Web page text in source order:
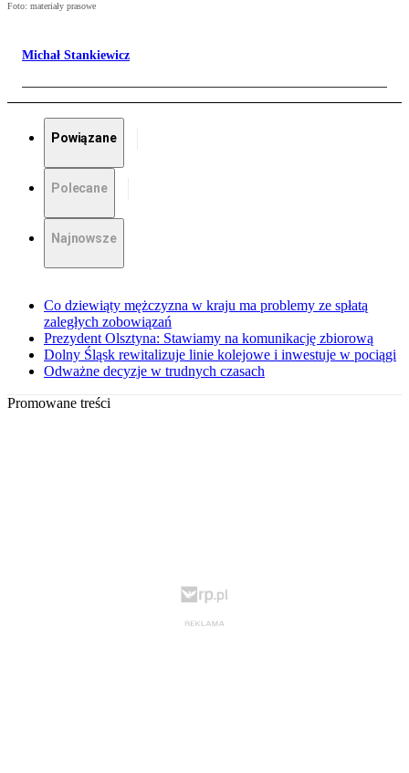
Foto: materiały prasowe
Michał Stankiewicz
Powiązane
Polecane
Najnowsze
Co dziewiąty mężczyzna w kraju ma problemy ze spłatą
zaległych zobowiązań
Prezydent Olsztyna: Stawiamy na komunikację zbiorową
Dolny Śląsk rewitalizuje linie kolejowe i inwestuje w pociągi
Odważne decyzje w trudnych czasach
Promowane treści